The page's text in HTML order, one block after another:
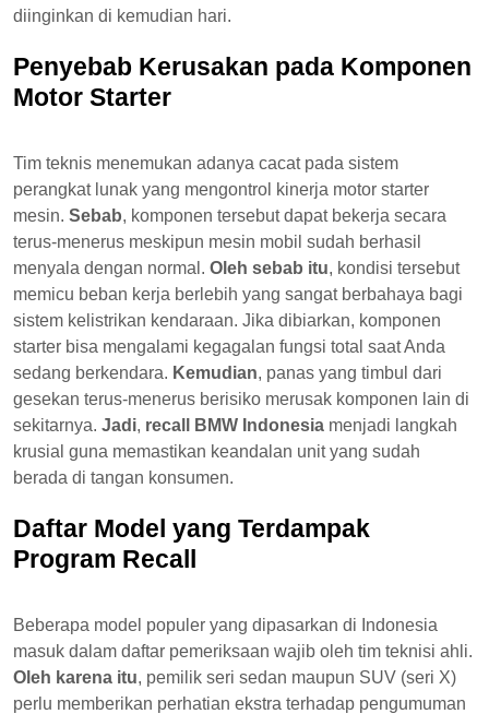
diinginkan di kemudian hari.
Penyebab Kerusakan pada Komponen
Motor Starter
Tim teknis menemukan adanya cacat pada sistem
perangkat lunak yang mengontrol kinerja motor starter
mesin. Sebab, komponen tersebut dapat bekerja secara
terus-menerus meskipun mesin mobil sudah berhasil
menyala dengan normal. Oleh sebab itu, kondisi tersebut
memicu beban kerja berlebih yang sangat berbahaya bagi
sistem kelistrikan kendaraan. Jika dibiarkan, komponen
starter bisa mengalami kegagalan fungsi total saat Anda
sedang berkendara. Kemudian, panas yang timbul dari
gesekan terus-menerus berisiko merusak komponen lain di
sekitarnya. Jadi, recall BMW Indonesia menjadi langkah
krusial guna memastikan keandalan unit yang sudah
berada di tangan konsumen.
Daftar Model yang Terdampak
Program Recall
Beberapa model populer yang dipasarkan di Indonesia
masuk dalam daftar pemeriksaan wajib oleh tim teknisi ahli.
Oleh karena itu, pemilik seri sedan maupun SUV (seri X)
perlu memberikan perhatian ekstra terhadap pengumuman